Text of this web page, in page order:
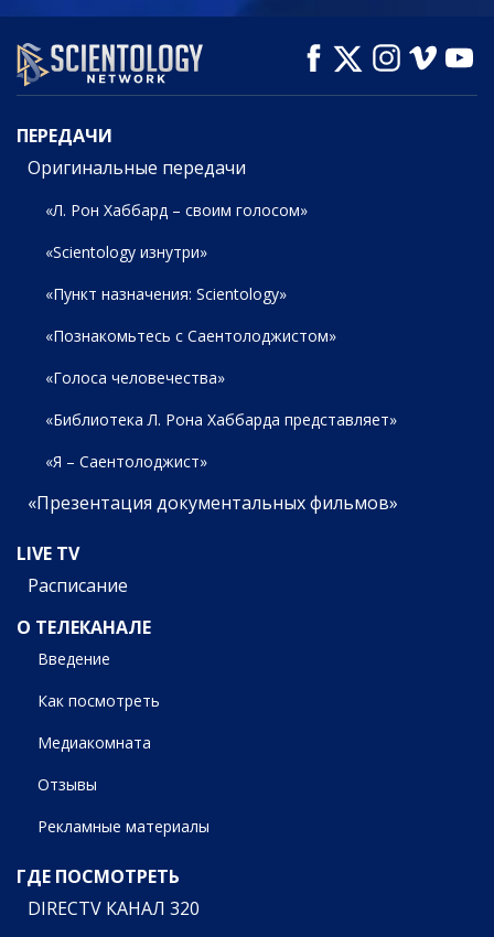
СМОТРЕТЬ СМОТРЕТЬ
СМОТРЕТЬ
ПЕРЕДАЧИ
ПЕРЕДАЧИ
Оригинальные передачи
«Л. Рон Хаббард – своим голосом»
«Scientology изнутри»
«Пункт назначения: Scientology»
«Познакомьтесь с Саентолоджистом»
«Голоса человечества»
«Библиотека Л. Рона Хаббарда представляет»
«Я – Саентолоджист»
«Презентация документальных фильмов»
LIVE TV
Расписание
О ТЕЛЕКАНАЛЕ
Введение
Как посмотреть
Медиакомната
Отзывы
Рекламные материалы
ГДЕ ПОСМОТРЕТЬ
DIRECTV КАНАЛ 320